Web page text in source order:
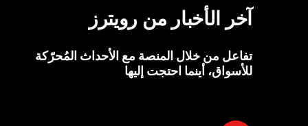
آخر الأخبار من رويترز
تفاعل من خلال المنصة مع الأحداث المُحرّكة
للأسواق، أينما احتجت إليها